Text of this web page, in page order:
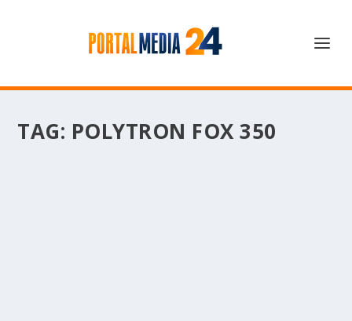
TAG: POLYTRON FOX 350